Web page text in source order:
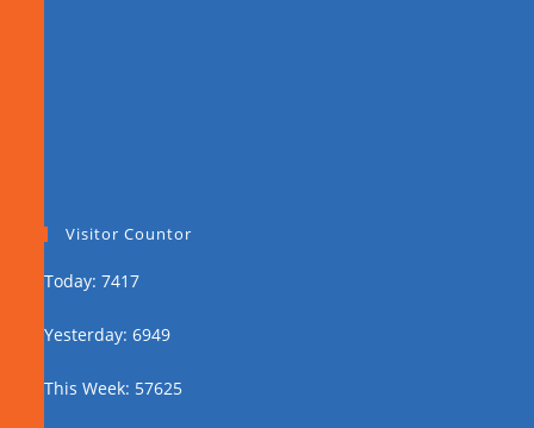
Visitor Countor
Today: 7417
Yesterday: 6949
This Week: 57625